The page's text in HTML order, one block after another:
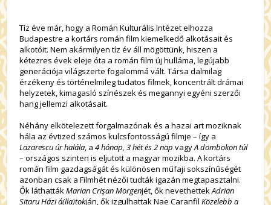
Tíz éve már, hogy a Román Kulturális Intézet elhozza
Budapestre a kortárs román film kiemelkedő alkotásait és
alkotóit. Nem akármilyen tíz év áll mögöttünk, hiszen a
kétezres évek eleje óta a román film új hulláma, legújabb
generációja világszerte fogalommá vált. Társa dalmilag
érzékeny és történelmileg tudatos filmek, koncentrált drámai
helyzetek, kimagasló színészek és megannyi egyéni szerzői
hang jellemzi alkotásait.
Néhány elkötelezett forgalmazónak és a hazai art moziknak
hála az évtized számos kulcsfontosságú filmje – így a
Lazarescu úr halála, a4 hónap, 3 hét és 2 nap vagyA dombokon túl
– országos szinten is eljutott a magyar mozikba. A kortárs
román film gazdagságát és különösen műfaji sokszínűségét
azonban csak a Filmhét nézői tudták igazán megtapasztalni.
Ők láthattákMarian Crişan Morgenjét, ők nevethettekAdrian
Sitaru Házi á(lla)tokján, ők izgulhattak Nae CaranfilKözelebb a